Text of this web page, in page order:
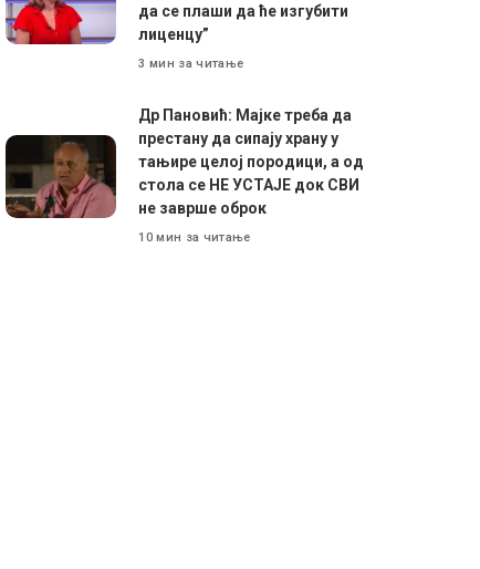
да се плаши да ће изгубити
лиценцу”
3 мин за читање
Др Пановић: Мајке треба да
престану да сипају храну у
тањире целој породици, а од
стола се НЕ УСТАЈЕ док СВИ
не заврше оброк
10 мин за читање